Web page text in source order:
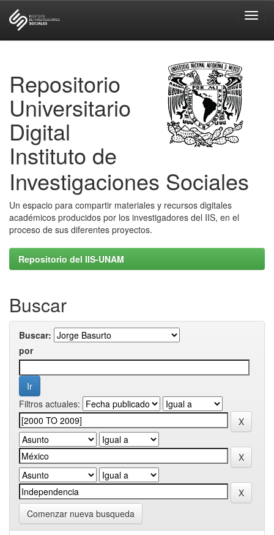
Repositorio
Universitario
Digital
Instituto de
Investigaciones Sociales
Un espacio para compartir materiales y recursos digitales
académicos producidos por los investigadores del IIS, en el
proceso de sus diferentes proyectos.
Repositorio del IIS-UNAM
Buscar
Buscar:
por
Filtros actuales:
Comenzar nueva busqueda